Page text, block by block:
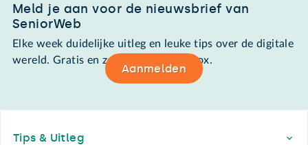
Meld je aan voor de nieuwsbrief van
SeniorWeb
Elke week duidelijke uitleg en leuke tips over de digitale
wereld. Gratis en zomaar in de mailbox.
Aanmelden
Tips & Uitleg